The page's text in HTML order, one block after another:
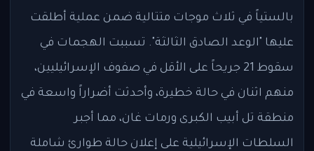
بالستياً في ثلاث موجات متتالية ضمن عملية أطلقت
عليها "الوعد الصادق الثالثة". تسببت الهجمات في
سقوط 21 جريحاً على الأقل في صفوف الإسرائيليين،
منهم اثنان في حالة خطيرة، وأحدثت أضراراً واسعة في
منطقة تل أبيب الكبرى ورمات غان، مما أجبر
السلطات الإسرائيلية على إعلان حالة طوارئ شاملة